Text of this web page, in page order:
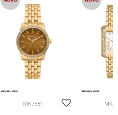
MK7581